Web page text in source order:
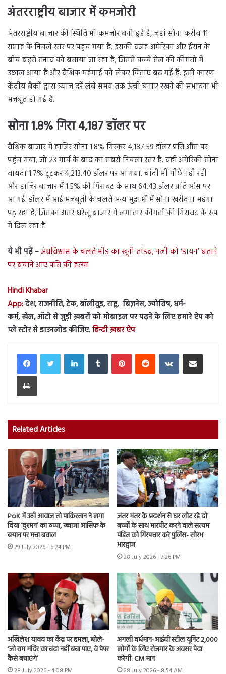
अंतरराष्ट्रीय बाजार में कमजोरी
अंतरराष्ट्रीय बाजार की स्थिति भी कमजोर बनी हुई है, जहां सोना करीब 11
सप्ताह के निचले स्तर पर पहुंच गया है. इसकी वजह अमेरिका और ईरान के
बीच बढ़ते तनाव को बताया जा रहा है, जिससे कच्चे तेल की कीमतों में
उछाल आया है और वैश्विक महंगाई को लेकर चिंताएं बढ़ गई हैं. इसी कारण
केंद्रीय बैंकों द्वारा ब्याज दरें लंबे समय तक ऊंची बनाए रखने की संभावना भी
मजबूत हो गई है.
सोना 1.8% गिरा 4,187 डॉलर पर
वैश्विक बाजार में हाजिर सोना 1.8% गिरकर 4,187.59 डॉलर प्रति औंस पर
पहुंच गया, जो 23 मार्च के बाद का सबसे निचला स्तर है. वहीं अमेरिकी सोना
वायदा 1.7% टूटकर 4,213.40 डॉलर पर आ गया. चांदी भी पीछे नहीं रही
और हाजिर बाजार में 1.5% की गिरावट के साथ 64.43 डॉलर प्रति औंस पर
आ गई. डॉलर में आई मजबूती के चलते अन्य मुद्राओं में सोना खरीदना महंगा
पड़ रहा है, जिसका असर घरेलू बाजार में लगातार कीमतों की गिरावट के रूप
में दिख रहा है.
ये भी पढ़ें –अंधविश्वास के चलते भीड़ का खूनी तांडव, पत्नी को ‘डायन’ बताने
पर बचाने आए पति की हत्या
Hindi Khabar
App:देश, राजनीति, टेक, बॉलीवुड, राष्ट्र, बिज़नेस, ज्योतिष, धर्म-
कर्म, खेल, ऑटो से जुड़ी ख़बरों को मोबाइल पर पढ़ने के लिए हमारे ऐप को
प्ले स्टोर से डाउनलोड कीजिए.हिन्दी ख़बर ऐप
LinkedInTumblr PinterestReddit VKontakteShare via Email
Print
Related Articles
PoK में उठी आवाज तो पाकिस्तान ने लगा
दिया ‘दुश्मन’ का ठप्पा, ख्वाजा आसिफ के
बयान पर मचा बवाल
29 July 2026 - 6:24 PM
जंतर मंतर के प्रदर्शन से घर लौट रहे दो
बच्चों के साथ मारपीट करने वाले सत्यम
पंडित को गिरफ्तार करे पुलिस- सौरभ
भारद्वाज
28 July 2026 - 7:26 PM
अखिलेश यादव का केंद्र पर हमला, बोले-
‘जो राम मंदिर का चंदा नहीं बचा पाए, वे पेपर
कैसे बचाएंगे’
28 July 2026 - 4:08 PM
अगली वर्धमान-आईची स्टील यूनिट 2,000
लोगों के लिए रोजगार के अवसर पैदा
करेगी: CM मान
28 July 2026 - 8:54 AM